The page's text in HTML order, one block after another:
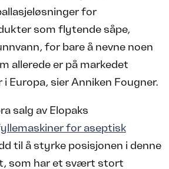
for
som flytende såpe,
for bare å nevne noen
allerede er på markedet
Europa, sier Anniken Fougner.
salg av Elopaks
for aseptisk
til å styrke posisjonen i denne
som har et svært stort